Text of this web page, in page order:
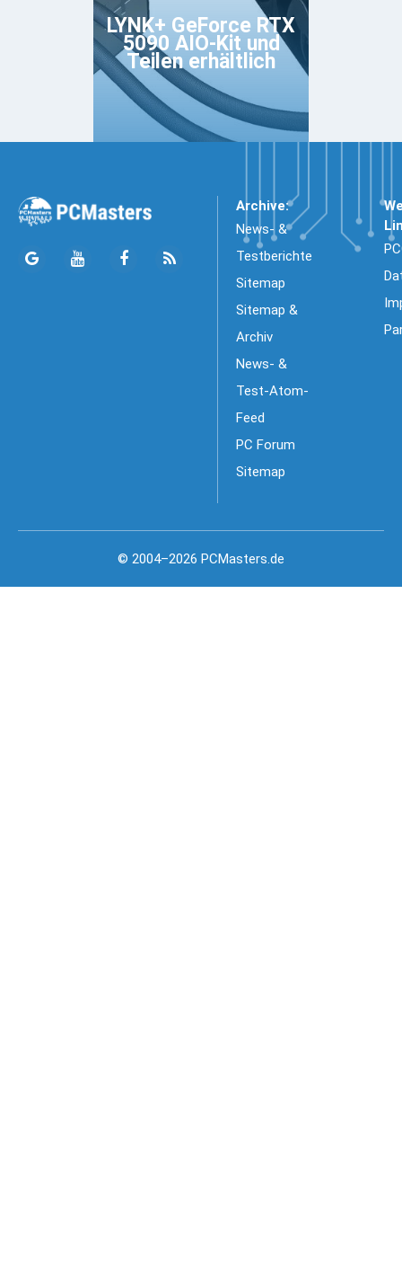
LYNK+ GeForce RTX
5090 AIO-Kit und
Teilen erhältlich
Archive:
News- &
Testberichte
Sitemap
Sitemap &
Archiv
News- &
Test-Atom-
Feed
PC Forum
Sitemap
© 2004–2026 PCMasters.de